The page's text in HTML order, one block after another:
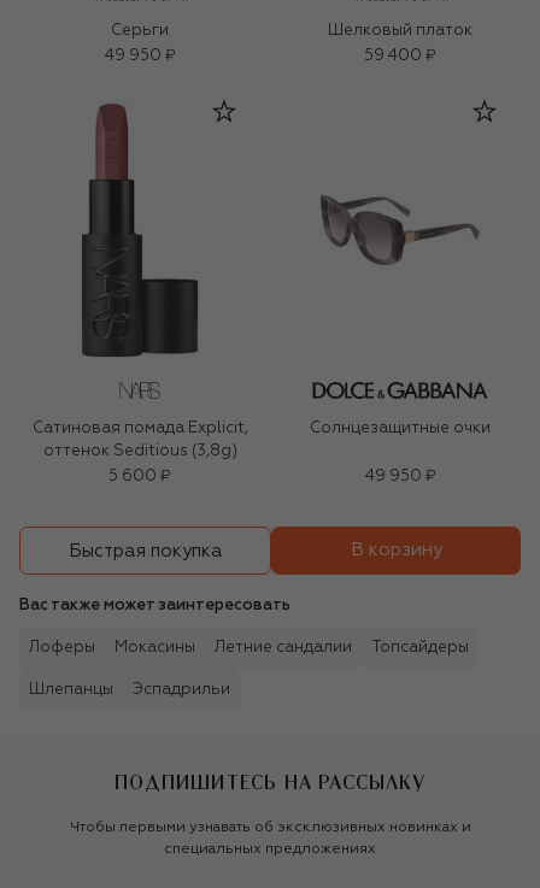
Серьги
49 950 ₽
Шелковый платок
59 400 ₽
Сатиновая помада Explicit,
оттенок Seditious (3,8g)
5 600 ₽
Солнцезащитные очки
49 950 ₽
Быстрая покупка В корзину
Вас также может заинтересовать
Лоферы Мокасины Летние сандалии Топсайдеры
Шлепанцы Эспадрильи
ПОДПИШИТЕСЬ НА РАССЫЛКУ
Чтобы первыми узнавать об эксклюзивных новинках и
специальных предложениях